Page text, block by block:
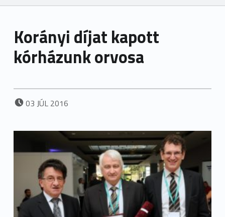
Korányi díjat kapott
kórházunk orvosa
POSTED ON:
03 JÚL 2016